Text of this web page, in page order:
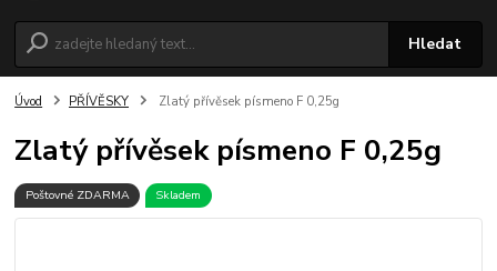
Hledat
Úvod PŘÍVĚSKY Zlatý přívěsek písmeno F 0,25g
Zlatý přívěsek písmeno F 0,25g
Poštovné ZDARMA Skladem